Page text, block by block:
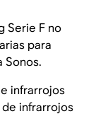
Serie F no
para
Sonos.
infrarrojos
infrarrojos